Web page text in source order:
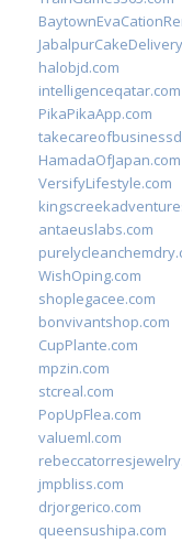
halobjd.com
intelligenceqatar.com
PikaPikaApp.com
HamadaOfJapan.com
VersifyLifestyle.com
antaeuslabs.com
WishOping.com
shoplegacee.com
bonvivantshop.com
CupPlante.com
mpzin.com
stcreal.com
PopUpFlea.com
valueml.com
jmpbliss.com
drjorgerico.com
queensushipa.com